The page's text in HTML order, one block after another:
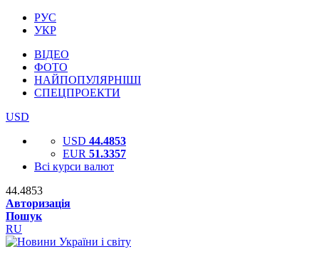
РУС
УКР
ВІДЕО
ФОТО
НАЙПОПУЛЯРНІШІ
СПЕЦПРОЕКТИ
USD
USD 44.4853
EUR 51.3357
Всі курси валют
44.4853
Авторизація
Пошук
RU